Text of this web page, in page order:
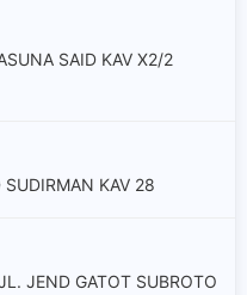
SAID KAV X2/2
SUDIRMAN KAV 28
JEND GATOT SUBROTO